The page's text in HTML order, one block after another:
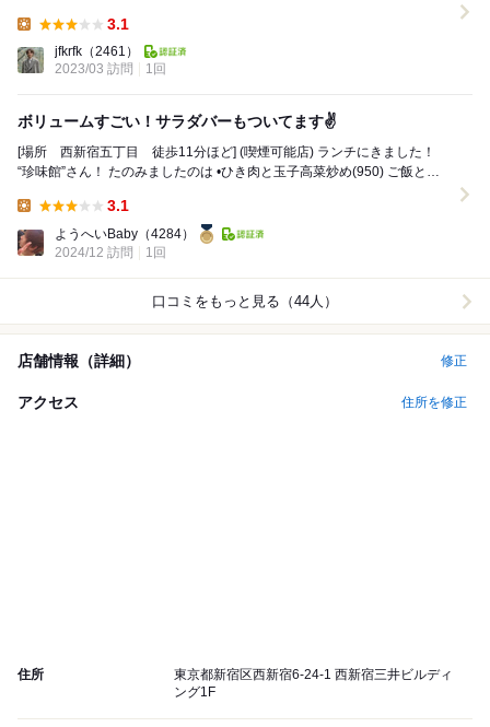
3.1
jfkrfk （2461）
2023/03 訪問
1回
ボリュームすごい！サラダバーもついてます✌️
[場所 西新宿五丁目 徒歩11分ほど] (喫煙可能店) ランチにきました！
“珍味館”さん！ たのみましたのは •ひき肉と玉子高菜炒め(950) ご飯と小
3.1
ようへいBaby （4284）
2024/12 訪問
1回
口コミをもっと見る（44人）
店舗情報（詳細） 修正
アクセス 住所を修正
住所
東京都新宿区西新宿6-24-1 西新宿三井ビルディ
ング1F